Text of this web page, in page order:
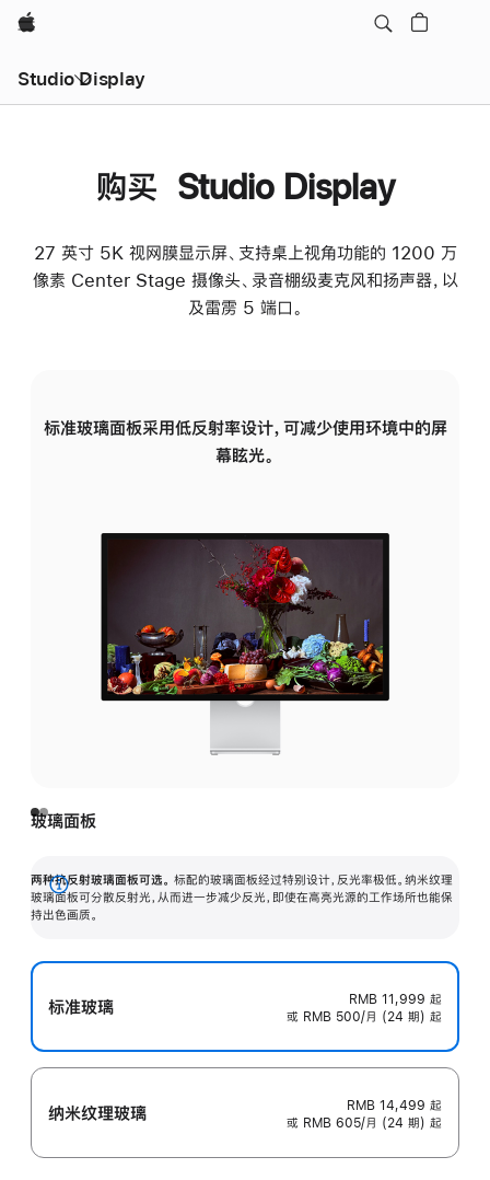
Apple
Studio Display
购买 Studio Display
27 英寸 5K 视网膜显示屏、支持桌上视角功能的 1200 万
像素 Center Stage 摄像头、录音棚级麦克风和扬声器，以
及雷雳 5 端口。
标准玻璃面板采用低反射率设计，可减少使用环境中的屏
幕眩光。
玻璃面板
两种抗反射玻璃面板可选。 标配的玻璃面板经过特别设计，反光率极低。纳米纹理
玻璃面板可分散反射光，从而进一步减少反光，即使在高亮光源的工作场所也能保
持出色画质。
展
开
标准玻璃 RMB 11,999 起
或 RMB 500/月 (24 期) 起
纳米纹理玻璃 RMB 14,499 起
或 RMB 605/月 (24 期) 起